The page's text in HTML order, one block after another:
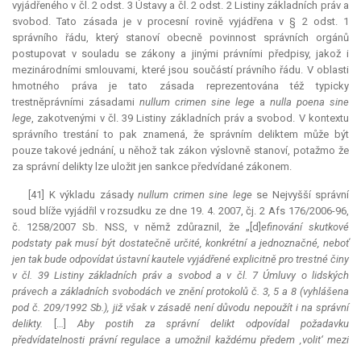
vyjádřeného v čl. 2 odst. 3 Ústavy a čl. 2 odst. 2 Listiny základních práv a
svobod. Tato zásada je v procesní rovině vyjádřena v § 2 odst. 1
správního řádu, který stanoví obecně povinnost správních orgánů
postupovat v souladu se zákony a jinými právními předpisy, jakož i
mezinárodními smlouvami, které jsou součástí právního řádu. V oblasti
hmotného práva je tato zásada reprezentována též typicky
trestněprávními zásadami nullum crimen sine lege a nulla poena sine
lege, zakotvenými v čl. 39 Listiny základních práv a svobod. V kontextu
správního trestání to pak znamená, že správním deliktem může být
pouze takové jednání, u něhož tak zákon výslovně stanoví, potažmo že
za správní delikty lze uložit jen sankce předvídané zákonem.
[41] K výkladu zásady nullum crimen sine legese Nejvyšší správní
soud blíže vyjádřil v rozsudku ze dne 19. 4. 2007, čj. 2 Afs 176/2006-96,
č. 1258/2007 Sb. NSS, v němž zdůraznil, že „[d] efinování skutkové
podstaty pak musí být dostatečně určité, konkrétní a jednoznačné, neboť
jen tak bude odpovídat ústavní kautele vyjádřené explicitně pro trestné činy
v čl. 39 Listiny základních práv a svobod a v čl. 7 Úmluvy o lidských
právech a základních svobodách ve znění protokolů č. 3, 5 a 8 (vyhlášena
pod č. 209/1992 Sb.), již však v zásadě není důvodu nepoužít i na správní
delikty.
[…]
Aby postih za správní delikt odpovídal požadavku
předvídatelnosti právní regulace a umožnil každému předem ‚volit‘ mezi